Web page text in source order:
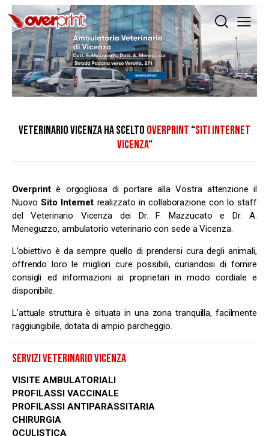
VETERINARIO VICENZA HA SCELTO OVERPRINT “SITI INTERNET
VICENZA“
Overprint è orgogliosa di portare alla Vostra attenzione il
Nuovo Sito Internet realizzato in collaborazione con lo staff
del Veterinario Vicenza dei Dr. F. Mazzucato e Dr. A.
Meneguzzo, ambulatorio veterinario con sede a Vicenza.
L’obiettivo è da sempre quello di prendersi cura degli animali,
offrendo loro le migliori cure possibili, curiandosi di fornire
consigli ed informazioni ai proprietari in modo cordiale e
disponibile.
L’attuale struttura è situata in una zona tranquilla, facilmente
raggiungibile, dotata di ampio parcheggio.
SERVIZI VETERINARIO VICENZA
VISITE AMBULATORIALI
PROFILASSI VACCINALE
PROFILASSI ANTIPARASSITARIA
CHIRURGIA
OCULISTICA